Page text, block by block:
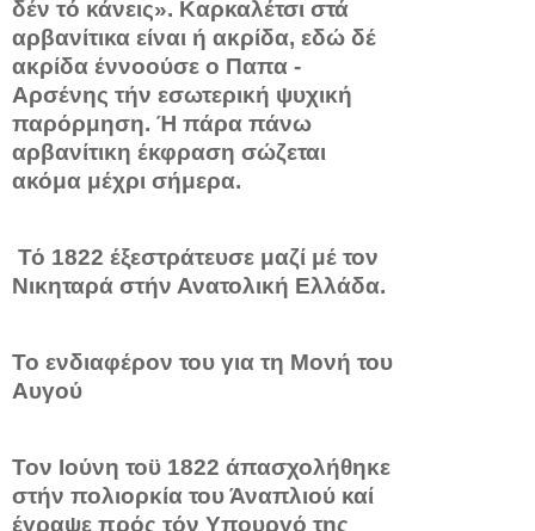
δέν τό κάνεις». Καρκαλέτσι στά
αρβανίτικα είναι ή ακρίδα, εδώ δέ
ακρίδα έννοούσε ο Παπα -
Αρσένης τήν εσωτερική ψυχική
παρόρμηση. Ή πάρα πάνω
αρβανίτικη έκφραση σώζεται
ακόμα μέχρι σήμερα.
Τό 1822 έξεστράτευσε μαζί μέ τον
Νικηταρά στήν Ανατολι­κή Ελλάδα.
Το ενδιαφέρον του για τη Μονή του
Αυγού
Τον Ιούνη τοϋ 1822 άπασχολήθηκε
στήν πολιορ­κία του Άναπλιού καί
έγραψε πρός τόν Υπουργό της